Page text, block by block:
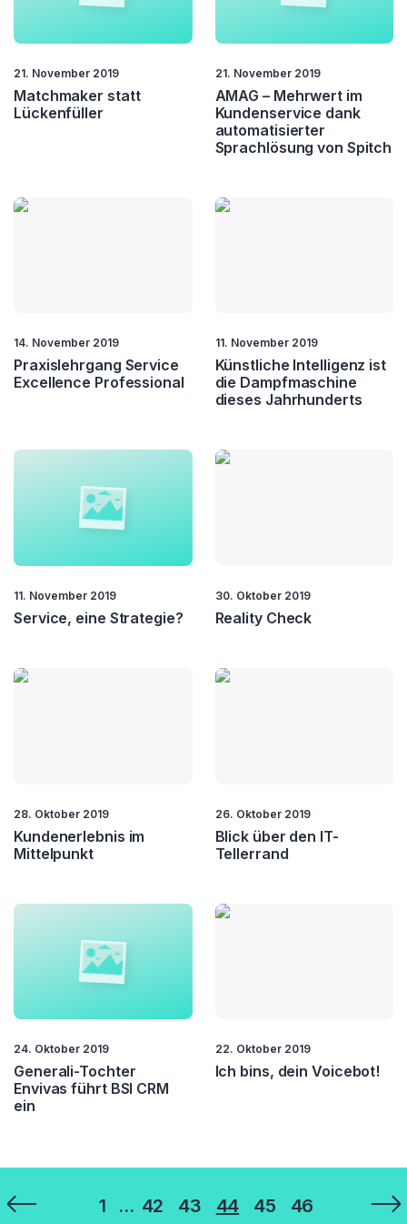
21. November 2019
Matchmaker statt
Lückenfüller
21. November 2019
AMAG – Mehrwert im
Kundenservice dank
automatisierter
Sprachlösung von Spitch
14. November 2019
Praxislehrgang Service
Excellence Professional
11. November 2019
Künstliche Intelligenz ist
die Dampfmaschine
dieses Jahrhunderts
11. November 2019
Service, eine Strategie?
30. Oktober 2019
Reality Check
28. Oktober 2019
Kundenerlebnis im
Mittelpunkt
26. Oktober 2019
Blick über den IT-
Tellerrand
24. Oktober 2019
Generali-Tochter
Envivas führt BSI CRM
ein
22. Oktober 2019
Ich bins, dein Voicebot!
Seitennummerierung
1 … 42 43 44 45 46